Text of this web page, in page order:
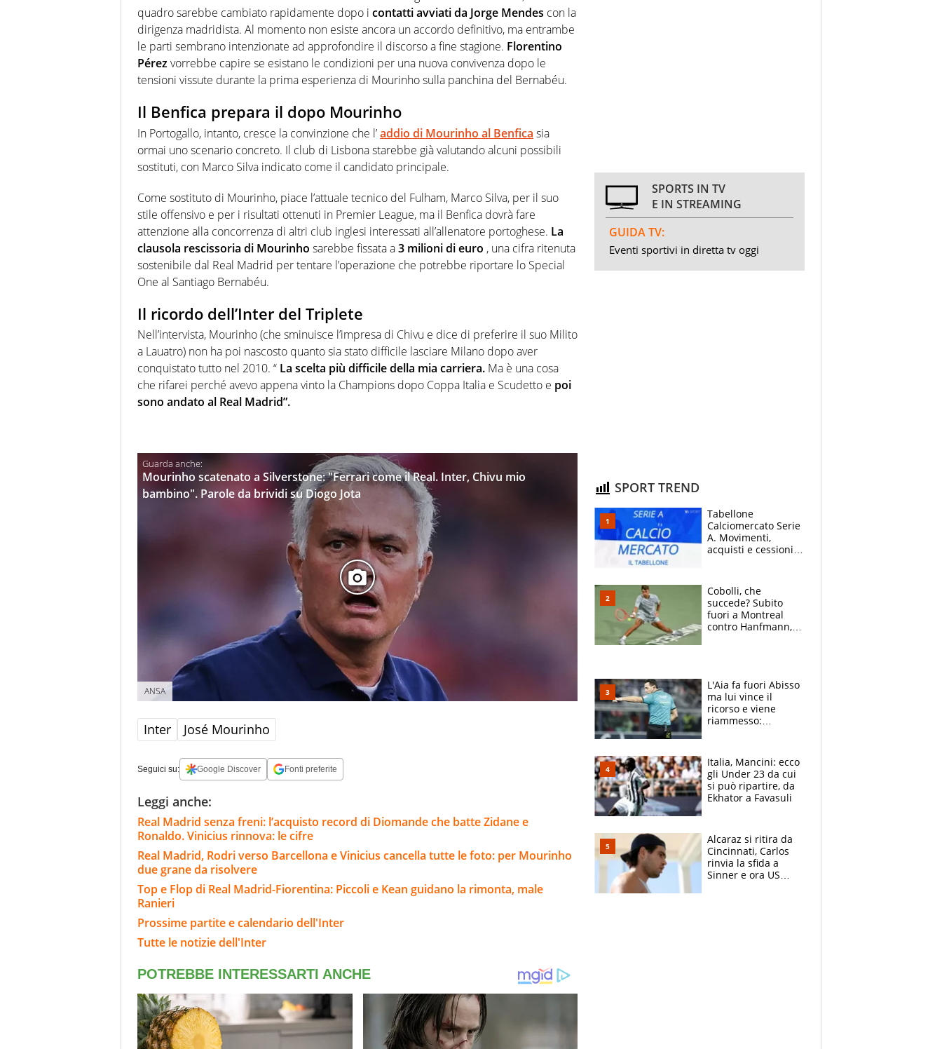
quadro sarebbe cambiato rapidamente dopo i contatti avviati da Jorge Mendes con la
dirigenza madridista. Al momento non esiste ancora un accordo definitivo, ma entrambe
le parti sembrano intenzionate ad approfondire il discorso a fine stagione. Florentino
Pérezvorrebbe capire se esistano le condizioni per una nuova convivenza dopo le
tensioni vissute durante la prima esperienza di Mourinho sulla panchina del Bernabéu.
Il Benfica prepara il dopo Mourinho
In Portogallo, intanto, cresce la convinzione che l’addio di Mourinho al Benfica sia
ormai uno scenario concreto. Il club di Lisbona starebbe già valutando alcuni possibili
sostituti, con Marco Silva indicato come il candidato principale.
Come sostituto di Mourinho, piace l’attuale tecnico del Fulham, Marco Silva, per il suo
stile offensivo e per i risultati ottenuti in Premier League, ma il Benfica dovrà fare
attenzione alla concorrenza di altri club inglesi interessati all’allenatore portoghese. La
clausola rescissoria di Mourinho sarebbe fissata a3 milioni di euro , una cifra ritenuta
sostenibile dal Real Madrid per tentare l’operazione che potrebbe riportare lo Special
One al Santiago Bernabéu.
Il ricordo dell’Inter del Triplete
Nell’intervista, Mourinho (che sminuisce l’impresa di Chivu e dice di preferire il suo Milito
a Lauatro) non ha poi nascosto quanto sia stato difficile lasciare Milano dopo aver
conquistato tutto nel 2010. “ La scelta più difficile della mia carriera. Ma è una cosa
che rifarei perché avevo appena vinto la Champions dopo Coppa Italia e Scudetto e poi
sono andato al Real Madrid”.
Mourinho scatenato a Silverstone: "Ferrari come il Real. Inter, Chivu mio
bambino". Parole da brividi su Diogo Jota
ANSA
Inter José Mourinho
Seguici su: Google Discover Fonti preferite
Leggi anche:
Real Madrid senza freni: l’acquisto record di Diomande che batte Zidane e
Ronaldo. Vinicius rinnova: le cifre
Real Madrid, Rodri verso Barcellona e Vinicius cancella tutte le foto: per Mourinho
due grane da risolvere
Top e Flop di Real Madrid-Fiorentina: Piccoli e Kean guidano la rimonta, male
Ranieri
Prossime partite e calendario dell'Inter
Tutte le notizie dell'Inter
SPORTS IN TV
E IN STREAMING
GUIDA TV:
Eventi sportivi in diretta tv oggi
SPORT TREND
Tabellone
Calciomercato Serie
A. Movimenti,
acquisti e cessioni:
Cobolli, che
succede? Subito
fuori a Montreal
contro Hanfmann,
L'Aia fa fuori Abisso
ma lui vince il
ricorso e viene
riammesso:
Italia, Mancini: ecco
gli Under 23 da cui
si può ripartire, da
Ekhator a Favasuli
Alcaraz si ritira da
Cincinnati, Carlos
rinvia la sfida a
Sinner e ora US